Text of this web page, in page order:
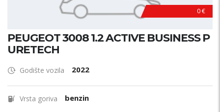
0 €
PEUGEOT 3008 1.2 ACTIVE BUSINESS P
URETECH
Godište vozila 2022
Vrsta goriva benzin